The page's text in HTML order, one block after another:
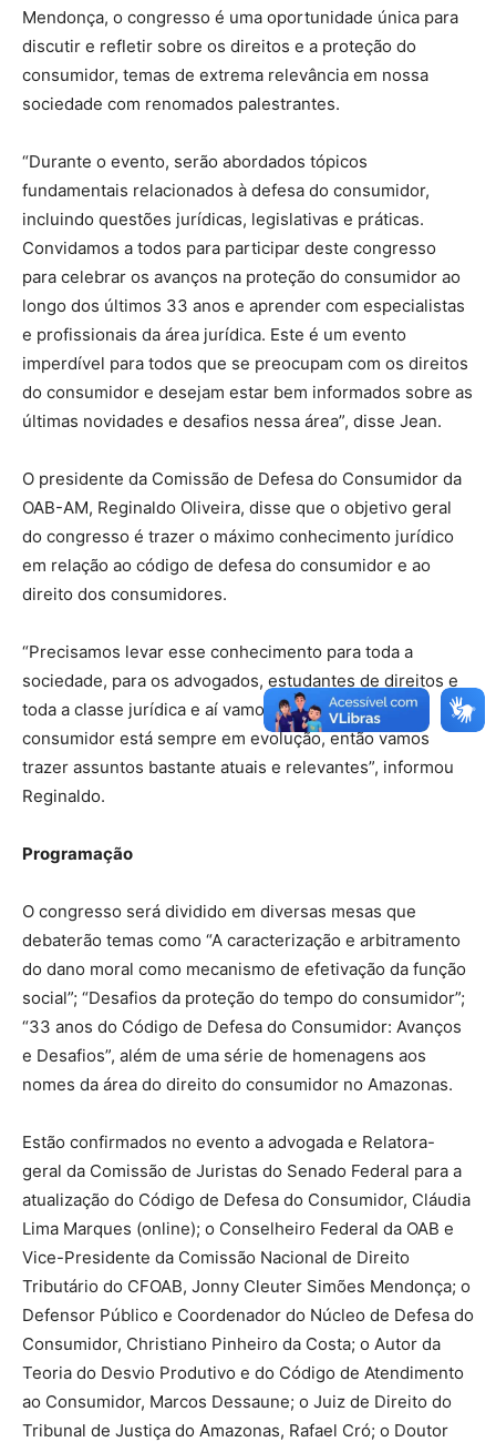
Mendonça, o congresso é uma oportunidade única para
discutir e refletir sobre os direitos e a proteção do
consumidor, temas de extrema relevância em nossa
sociedade com renomados palestrantes.
“Durante o evento, serão abordados tópicos
fundamentais relacionados à defesa do consumidor,
incluindo questões jurídicas, legislativas e práticas.
Convidamos a todos para participar deste congresso
para celebrar os avanços na proteção do consumidor ao
longo dos últimos 33 anos e aprender com especialistas
e profissionais da área jurídica. Este é um evento
imperdível para todos que se preocupam com os direitos
do consumidor e desejam estar bem informados sobre as
últimas novidades e desafios nessa área”, disse Jean.
O presidente da Comissão de Defesa do Consumidor da
OAB-AM, Reginaldo Oliveira, disse que o objetivo geral
do congresso é trazer o máximo conhecimento jurídico
em relação ao código de defesa do consumidor e ao
direito dos consumidores.
“Precisamos levar esse conhecimento para toda a
sociedade, para os advogados, estudantes de direitos e
toda a classe jurídica e aí vamos porque o direito do
consumidor está sempre em evolução, então vamos
trazer assuntos bastante atuais e relevantes”, informou
Reginaldo.
Programação
O congresso será dividido em diversas mesas que
debaterão temas como “A caracterização e arbitramento
do dano moral como mecanismo de efetivação da função
social”; “Desafios da proteção do tempo do consumidor”;
“33 anos do Código de Defesa do Consumidor: Avanços
e Desafios”, além de uma série de homenagens aos
nomes da área do direito do consumidor no Amazonas.
Estão confirmados no evento a advogada e Relatora-
geral da Comissão de Juristas do Senado Federal para a
atualização do Código de Defesa do Consumidor, Cláudia
Lima Marques (online); o Conselheiro Federal da OAB e
Vice-Presidente da Comissão Nacional de Direito
Tributário do CFOAB, Jonny Cleuter Simões Mendonça; o
Defensor Público e Coordenador do Núcleo de Defesa do
Consumidor, Christiano Pinheiro da Costa; o Autor da
Teoria do Desvio Produtivo e do Código de Atendimento
ao Consumidor, Marcos Dessaune; o Juiz de Direito do
Tribunal de Justiça do Amazonas, Rafael Cró; o Doutor